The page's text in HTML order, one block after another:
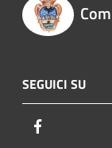
SEGUICI SU